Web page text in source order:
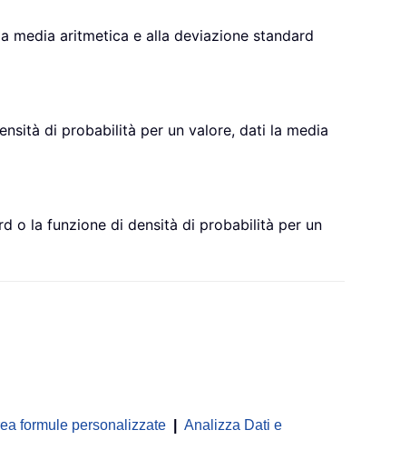
media aritmetica e alla deviazione standard
di probabilità per un valore, dati la media
o la funzione di densità di probabilità per un
formule personalizzate
Analizza Dati e